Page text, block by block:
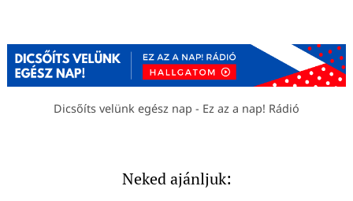
Dicsőíts velünk egész nap - Ez az a nap! Rádió
Neked ajánljuk: